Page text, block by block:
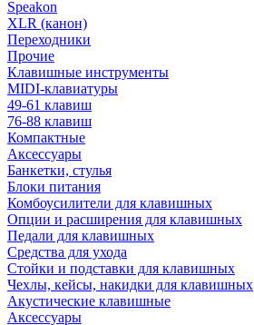
Speakon
XLR (канон)
Переходники
Прочие
Клавишные инструменты
MIDI-клавиатуры
49-61 клавиш
76-88 клавиш
Компактные
Аксессуары
Банкетки, стулья
Блоки питания
Комбоусилители для клавишных
Опции и расширения для клавишных
Педали для клавишных
Средства для ухода
Стойки и подставки для клавишных
Чехлы, кейсы, накидки для клавишных
Акустические клавишные
Аксессуары